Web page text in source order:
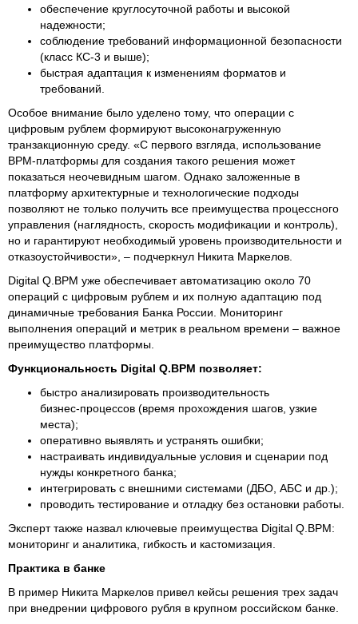
обеспечение круглосуточной работы и высокой
надежности;
соблюдение требований информационной безопасности
(класс КС‑3 и выше);
быстрая адаптация к изменениям форматов и
требований.
Особое внимание было уделено тому, что операции с
цифровым рублем формируют высоконагруженную
транзакционную среду. «С первого взгляда, использование
BPM-платформы для создания такого решения может
показаться неочевидным шагом. Однако заложенные в
платформу архитектурные и технологические подходы
позволяют не только получить все преимущества процессного
управления (наглядность, скорость модификации и контроль),
но и гарантируют необходимый уровень производительности и
отказоустойчивости», – подчеркнул Никита Маркелов.
Digital Q.BPM уже обеспечивает автоматизацию около 70
операций с цифровым рублем и их полную адаптацию под
динамичные требования Банка России. Мониторинг
выполнения операций и метрик в реальном времени – важное
преимущество платформы.
Функциональность Digital Q.BPM позволяет:
быстро анализировать производительность
бизнес‑процессов (время прохождения шагов, узкие
места);
оперативно выявлять и устранять ошибки;
настраивать индивидуальные условия и сценарии под
нужды конкретного банка;
интегрировать с внешними системами (ДБО, АБС и др.);
проводить тестирование и отладку без остановки работы.
Эксперт также назвал ключевые преимущества Digital Q.BPM:
мониторинг и аналитика, гибкость и кастомизация.
Практика в банке
В пример Никита Маркелов привел кейсы решения трех задач
при внедрении цифрового рубля в крупном российском банке.